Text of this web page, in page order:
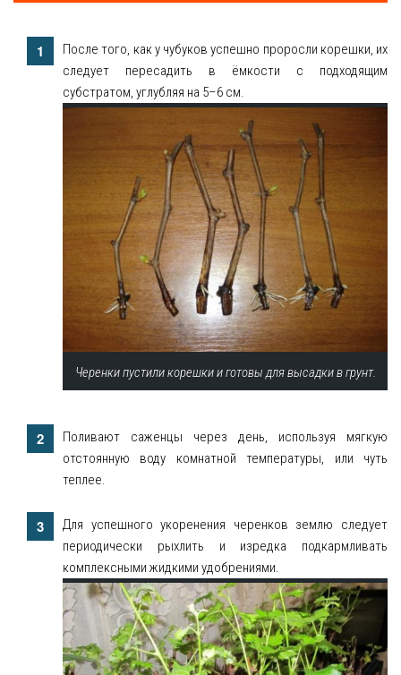
После того, как у чубуков успешно проросли корешки, их
следует пересадить в ёмкости с подходящим
субстратом, углубляя на 5–6 см.
Черенки пустили корешки и готовы для высадки в грунт.
Поливают саженцы через день, используя мягкую
отстоянную воду комнатной температуры, или чуть
теплее.
Для успешного укоренения черенков землю следует
периодически рыхлить и изредка подкармливать
комплексными жидкими удобрениями.